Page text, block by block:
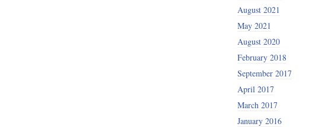
August 2021
May 2021
August 2020
February 2018
September 2017
April 2017
March 2017
January 2016